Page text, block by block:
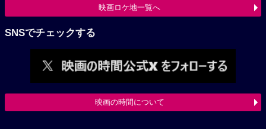
映画ロケ地一覧へ
SNSでチェックする
映画の時間について